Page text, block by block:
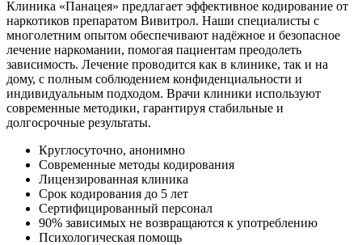
Клиника «Панацея» предлагает эффективное кодирование от
наркотиков препаратом Вивитрол. Наши специалисты с
многолетним опытом обеспечивают надёжное и безопасное
лечение наркомании, помогая пациентам преодолеть
зависимость. Лечение проводится как в клинике, так и на
дому, с полным соблюдением конфиденциальности и
индивидуальным подходом. Врачи клиники используют
современные методики, гарантируя стабильные и
долгосрочные результаты.
Круглосуточно, анонимно
Современные методы кодирования
Лицензированная клиника
Срок кодирования до 5 лет
Сертифицированный персонал
90% зависимых не возвращаются к употреблению
Психологическая помощь